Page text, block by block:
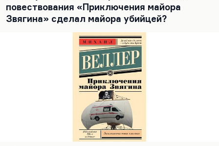
Веллер, хорошо зная современное искусство, в
частности, живопись, имеет полное моральное
право на такое отношение к нему. Кто-то этого
не принимает. Кто-то не принимает режиссуру
Богомолова и считает её полной спекуляцией.…
повествования «Приключения майора
Звягина» сделал майора убийцей?